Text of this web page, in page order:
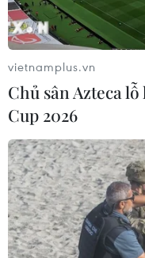
vietnamplus.vn
Chủ sân Azteca
Cup 2026